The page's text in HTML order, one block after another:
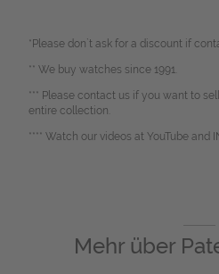
*Please don`t ask for a discount if
** We buy watches since 1991.
*** Please contact us if you want to
entire collection.
**** Watch our videos at YouTube and
Mehr über